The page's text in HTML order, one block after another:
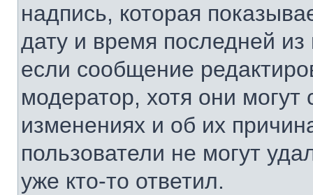
надпись, которая
дату и время последней
если сообщение
модератор, хотя они
изменениях и об их
пользователи не могут
уже кто-то ответил.